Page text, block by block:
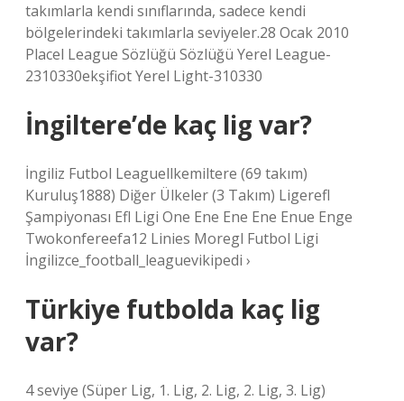
takımlarla kendi sınıflarında, sadece kendi
bölgelerindeki takımlarla seviyeler.28 Ocak 2010
Placel League Sözlüğü Sözlüğü Yerel League-
2310330ekşifiot Yerel Light-310330
İngiltere’de kaç lig var?
İngiliz Futbol Leaguellkemiltere (69 takım)
Kuruluş1888) Diğer Ülkeler (3 Takım) Ligerefl
Şampiyonası Efl Ligi One Ene Ene Ene Enue Enge
Twokonfereefa12 Linies Moregl Futbol Ligi
İngilizce_football_leaguevikipedi ›
Türkiye futbolda kaç lig
var?
4 seviye (Süper Lig, 1. Lig, 2. Lig, 2. Lig, 3. Lig)